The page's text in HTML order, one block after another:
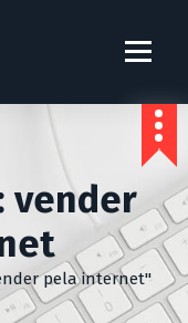
vender
pela internet"